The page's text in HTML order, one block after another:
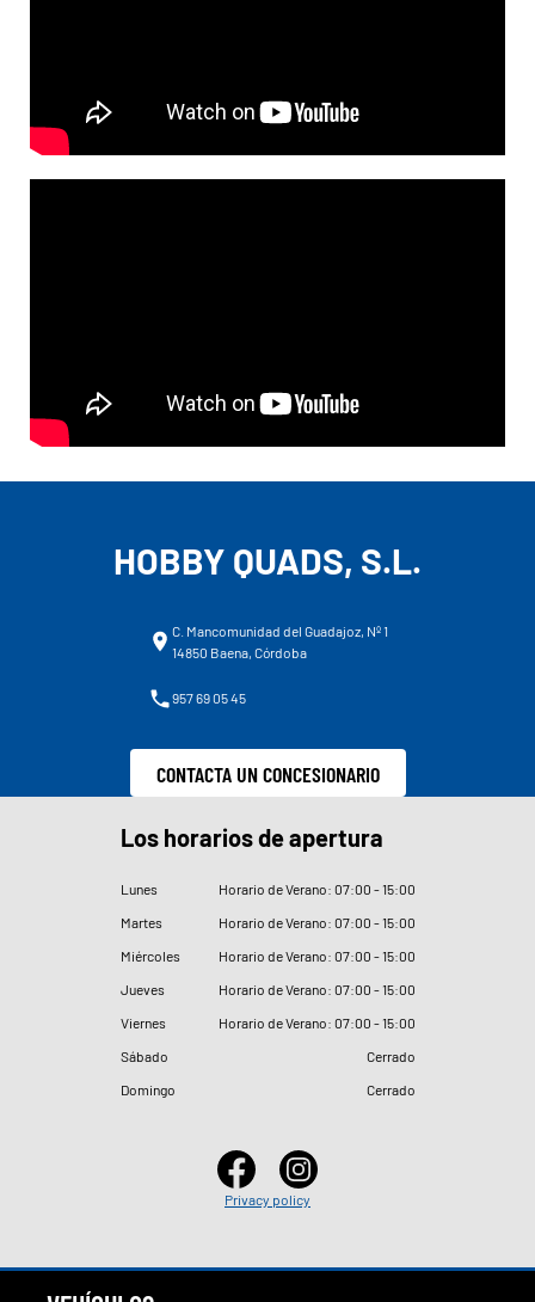
HOBBY QUADS, S.L.
C. Mancomunidad del Guadajoz, Nº 1
14850 Baena, Córdoba
957 69 05 45
CONTACTA UN CONCESIONARIO
Los horarios de apertura
Lunes Horario de Verano: 07:00 - 15:00
Martes
Horario de Verano: 07:00 - 15:00
Miércoles
Horario de Verano: 07:00 - 15:00
Jueves
Horario de Verano: 07:00 - 15:00
Viernes
Horario de Verano: 07:00 - 15:00
Sábado
Cerrado
Domingo
Cerrado
Privacy policy